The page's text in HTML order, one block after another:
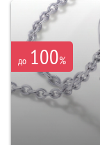
до 100%